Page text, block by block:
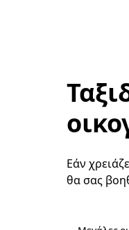
Εάν
θα σας